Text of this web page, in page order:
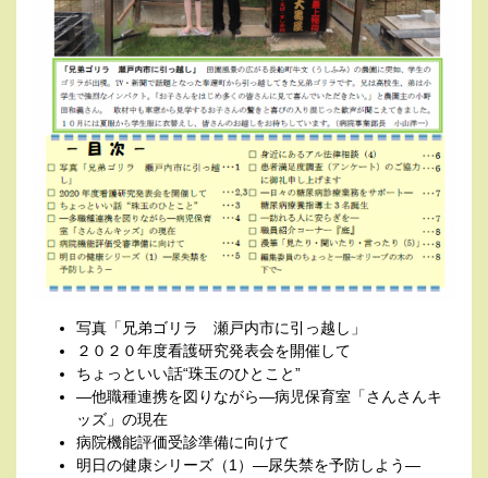
写真「兄弟ゴリラ 瀬戸内市に引っ越し」
２０２０年度看護研究発表会を開催して
ちょっといい話“珠玉のひとこと”
―他職種連携を図りながら―病児保育室「さんさんキ
ッズ」の現在
病院機能評価受診準備に向けて
明日の健康シリーズ（1）―尿失禁を予防しよう―